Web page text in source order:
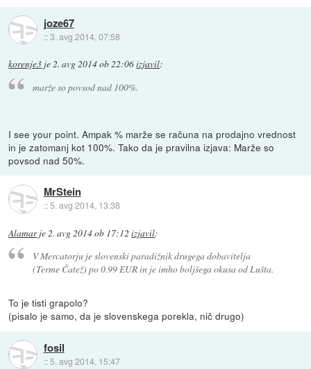
joze67
::3. avg 2014, 07:58
korenje3 je2. avg 2014 ob 22:06izjavil:
marže so povsod nad 100%.
I see your point. Ampak % marže se računa na prodajno vrednost
in je zatomanj kot 100%. Tako da je pravilna izjava: Marže so
povsod nad 50%.
MrStein
::5. avg 2014, 13:38
Alamarje2. avg 2014 ob 17:12 izjavil:
V Mercatorju je slovenski paradižnik drugega dobavitelja
(Terme Čatež) po 0.99 EUR in je imho boljšega okusa od Lušta.
To je tisti grapolo?
(pisalo je samo, da je slovenskega porekla, nič drugo)
fosil
:: 5. avg 2014, 15:47